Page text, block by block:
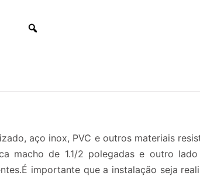
aço inox, PVC e outros materiais
macho de 1.1/2 polegadas e outro
importante que a instalação seja